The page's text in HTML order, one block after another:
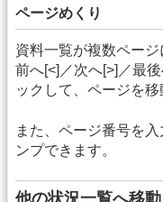
ページめくり
資料一覧が複数ペー
前へ[<]／次へ[>]／最
ックして、ページを移
また、ページ番号を
ンプできます。
他の状況一覧へ移動